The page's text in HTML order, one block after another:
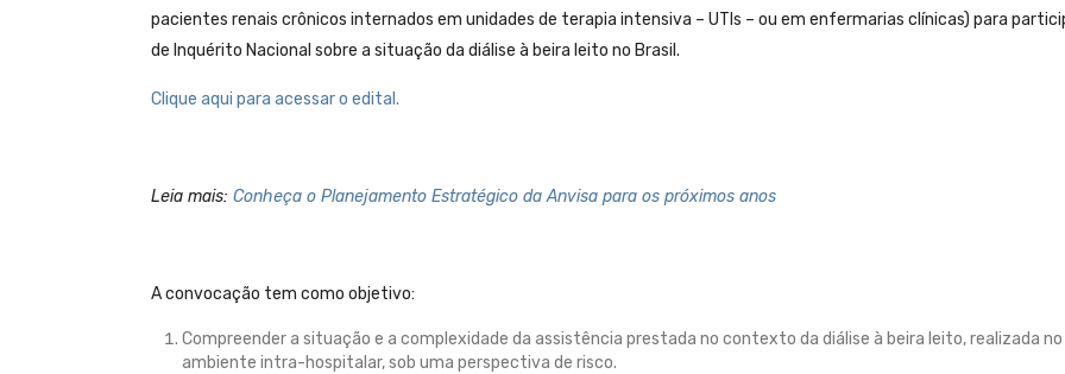
pacientes renais crônicos internados em unidades de terapia intensiva – UTIs – ou em enfermarias clínicas) para
de Inquérito Nacional sobre a situação da diálise à beira leito no Brasil.
Clique aqui para acessar o edital.
Leia mais: Conheça o Planejamento Estratégico da Anvisa para os próximos anos
A convocação tem como objetivo:
Compreender a situação e a complexidade da assistência prestada no contexto da diálise à beira leito, realizada no
ambiente intra-hospitalar, sob uma perspectiva de risco.